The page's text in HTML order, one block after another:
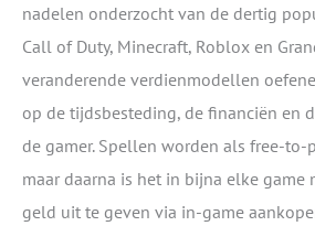
nadelen onderzocht van de dertig
Call of Duty, Minecraft, Roblox en
veranderende verdienmodellen
op de tijdsbesteding, de financiën en
de gamer. Spellen worden als free-to-
maar daarna is het in bijna elke game
geld uit te geven via in-game